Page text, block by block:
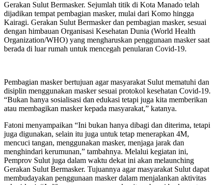
Gerakan Sulut Bermasker. Sejumlah titik di Kota Manado telah
dijadikan tempat pembagian masker, mulai dari Komo hingga
Kairagi. Gerakan Sulut Bermasker dan pembagian masker, sesuai
dengan himbauan Organisasi Kesehatan Dunia (World Health
Organization/WHO) yang mengharuskan penggunaan masker saat
berada di luar rumah untuk mencegah penularan Covid-19.
Pembagian masker bertujuan agar masyarakat Sulut mematuhi dan
disiplin menggunakan masker sesuai protokol kesehatan Covid-19.
“Bukan hanya sosialisasi dan edukasi tetapi juga kita memberikan
atau membagikan masker kepada masyarakat,” katanya.
Fatoni menyampaikan “Ini bukan hanya dibagi dan diterima, tetapi
juga digunakan, selain itu juga untuk tetap menerapkan 4M,
mencuci tangan, menggunakan masker, menjaga jarak dan
menghindari kerumunan,” tambahnya. Melalui kegiatan ini,
Pemprov Sulut juga dalam waktu dekat ini akan melaunching
Gerakan Sulut Bermasker. Tujuannya agar masyarakat Sulut dapat
membudayakan penggunaan masker dalam menjalankan aktivitas